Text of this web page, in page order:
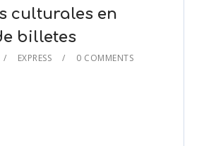
culturales en
billetes
EXPRESS 0 COMMENTS